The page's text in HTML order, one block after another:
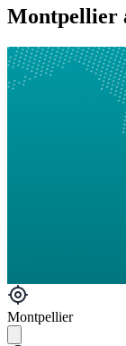
Montpellier
Montpellier